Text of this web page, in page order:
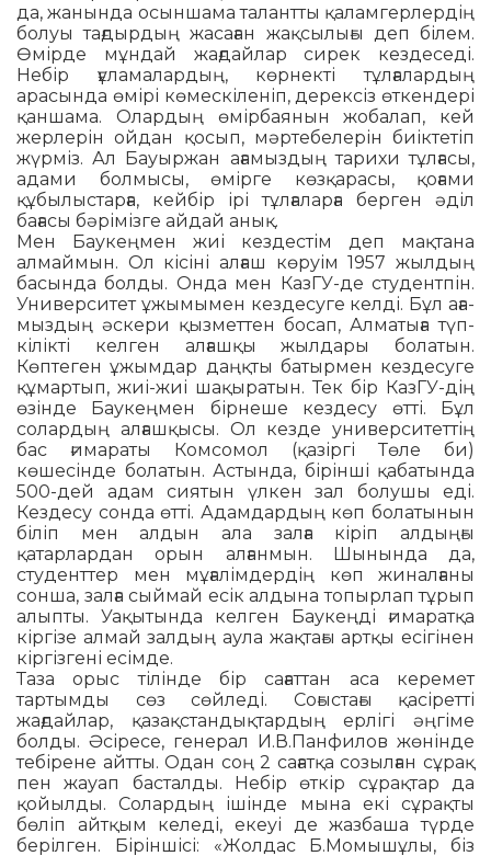
да, жанында осын­шама талантты қаламгерлердің
болуы тағдырдың жасаған жақсылығы деп білем.
Өмірде мұндай жағдайлар си­рек кездеседі.
Небір ғұламалардың, көр­некті тұлғалардың
арасында өмірі кө­мес­кіленіп, дерексіз өткендері
қаншама. Олар­дың өмірбаянын жобалап, кей
жер­лерін ойдан қосып, мәртебелерін биік­тетіп
жүрміз. Ал Бауыржан ағамыздың та­рихи тұлғасы,
адами болмысы, өмірге көз­қарасы, қоғами
құбылыстарға, кейбір ірі тұлғаларға берген әділ
бағасы бәрі­міз­ге айдай анық.
Мен Баукеңмен жиі кездестім деп мақ­тана
алмаймын. Ол кісіні алғаш көр­уім 1957 жылдың
басында болды. Онда мен КазГУ-де студентпін.
Университет ұжы­мымен кездесуге келді. Бұл аға­
мыз­дың әскери қызметтен босап, Алматыға түп­
кілікті келген алғашқы жылдары бола­тын.
Көптеген ұжымдар даңқты батырмен кездесуге
құмартып, жиі-жиі шақыратын. Тек бір КазГУ-дің
өзінде Баукеңмен бір­неше кездесу өтті. Бұл
солардың ал­ғаш­қысы. Ол кезде университеттің
бас ғи­ма­раты Комсомол (қазіргі Төле би)
көшесінде болатын. Астында, бірінші қабатында
500-дей адам сиятын үлкен зал болушы еді.
Кездесу сонда өтті. Адамдардың көп бо­латынын
біліп мен алдын ала залға кі­ріп алдыңғы
қатарлардан орын алған­мын. Шынында да,
студенттер мен мұға­лім­дердің көп жиналғаны
сонша, залға сый­май есік алдына топырлап тұрып
алып­ты. Уақытында келген Баукеңді ғи­маратқа
кіргізе алмай залдың аула жақ­тағы артқы есігінен
кіргізгені есімде.
Таза орыс тілінде бір сағаттан аса ке­ре­мет
тартымды сөз сөйледі. Соғыстағы қасіретті
жағдайлар, қазақстандық­тар­дың ерлігі әңгіме
болды. Әсіресе, генерал И.В.Панфилов жөнінде
тебірене айтты. Одан соң 2 сағатқа созылған сұрақ
пен жа­уап басталды. Небір өткір сұрақтар да
қойылды. Солардың ішінде мына екі сұ­рақты
бөліп айтқым келеді, екеуі де жаз­баша түрде
берілген. Біріншісі: «Жолдас Б.Момышұлы, біз